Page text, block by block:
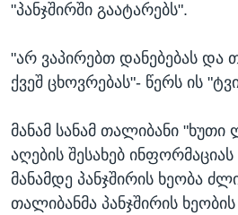
"პანჯშირში გაატარებს".
"არ ვაპირებთ დანებებას და
ქვეშ ცხოვრებას"- წერს ის
მანამ სანამ თალიბანი
აღების შესახებ
მანამდე პანჯშირის ხეობა
თალიბანმა პანჯშირის